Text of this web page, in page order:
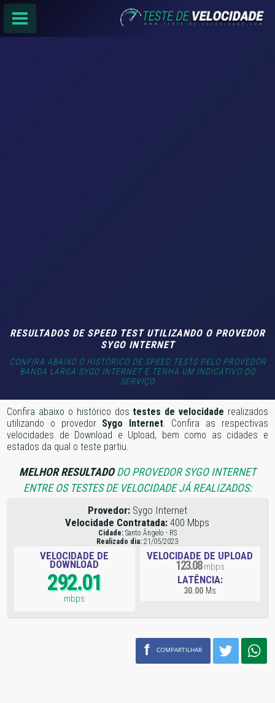
RESULTADOS DE SPEED TEST UTILIZANDO O PROVEDOR
SYGO INTERNET
CONFIRA ABAIXO O HISTÓRICO DE SPEED TESTS PELO PROVEDOR
BANDA LARGA SYGO INTERNET E TENHA UM INDICATIVO DO
SERVIÇO
Confira abaixo o histórico dos testes de velocidade realizados
utilizando o provedor Sygo Internet. Confira as respectivas
velocidades de Download e Upload, bem como as cidades e
estados da qual o teste partiu.
MELHOR RESULTADODO PROVEDOR SYGO INTERNET
ENTRE OS TESTES DE VELOCIDADE JÁ REALIZADOS:
Provedor:Sygo Internet
Velocidade Contratada: 400 Mbps
Cidade:Santo Ângelo - RS
Realizado dia: 21/05/2023
VELOCIDADE DE
DOWNLOAD
292.01
mbps
VELOCIDADE DE UPLOAD
123.08mbps
LATÊNCIA:
30.00 Ms
f COMPARTILHAR